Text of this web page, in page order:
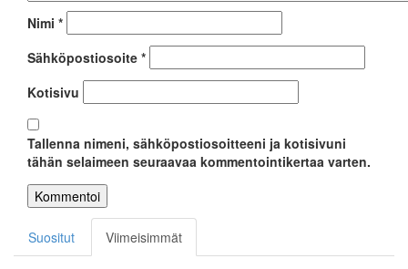
Nimi *
Sähköpostiosoite *
Kotisivu
Tallenna nimeni, sähköpostiosoitteeni ja kotisivuni
tähän selaimeen seuraavaa kommentointikertaa varten.
Suositut Viimeisimmät